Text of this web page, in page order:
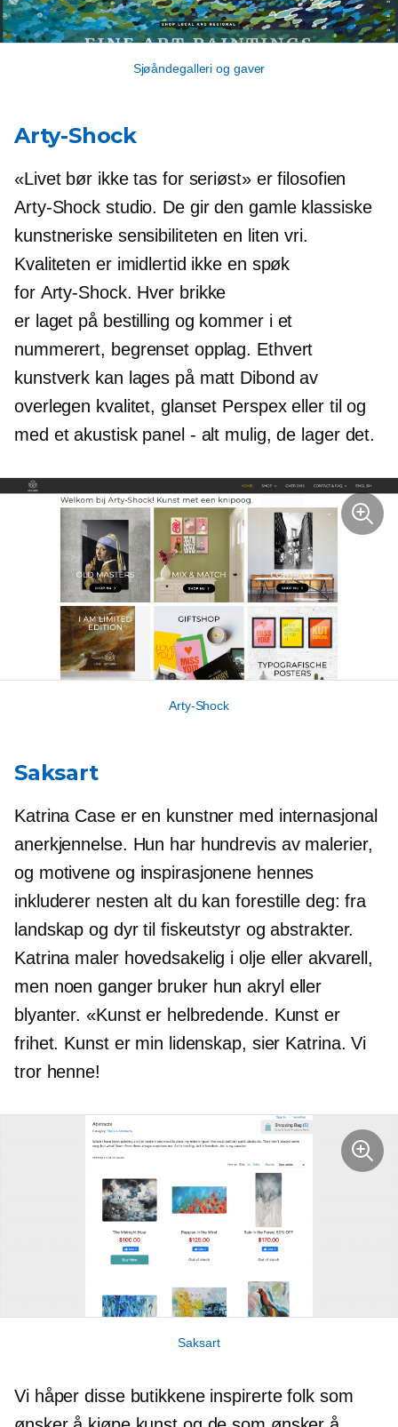
Sjøåndegalleri og gaver
Arty-Shock
«Livet bør ikke tas for seriøst» er filosofien
Arty-Shock studio. De gir den gamle klassiske
kunstneriske sensibiliteten en liten vri.
Kvaliteten er imidlertid ikke en spøk
for Arty-Shock. Hver brikke
er laget på bestilling og kommer i et
nummerert, begrenset opplag. Ethvert
kunstverk kan lages på matt Dibond av
overlegen kvalitet, glanset Perspex eller til og
med et akustisk panel - alt mulig, de lager det.
Arty-Shock
Saksart
Katrina Case er en kunstner med internasjonal
anerkjennelse. Hun har hundrevis av malerier,
og motivene og inspirasjonene hennes
inkluderer nesten alt du kan forestille deg: fra
landskap og dyr til fiskeutstyr og abstrakter.
Katrina maler hovedsakelig i olje eller akvarell,
men noen ganger bruker hun akryl eller
blyanter. «Kunst er helbredende. Kunst er
frihet. Kunst er min lidenskap, sier Katrina. Vi
tror henne!
Saksart
Vi håper disse butikkene inspirerte folk som